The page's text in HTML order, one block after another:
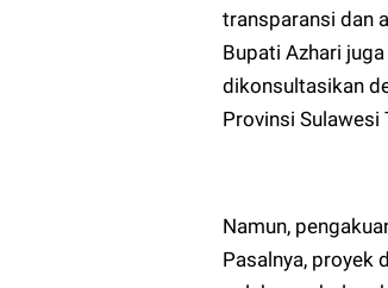
transparansi dan
Bupati Azhari
dikonsultasikan
Provinsi Sulawesi
Namun,
Pasalnya, proyek